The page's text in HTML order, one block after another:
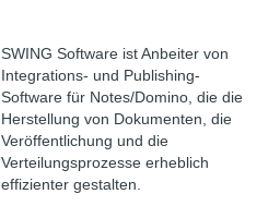
SWING Software ist Anbeiter von
Integrations- und Publishing-
Software für Notes/Domino, die die
Herstellung von Dokumenten, die
Veröffentlichung und die
Verteilungsprozesse erheblich
effizienter gestalten.